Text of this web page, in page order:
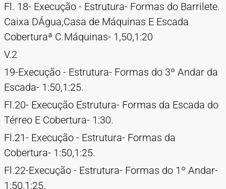
Fl. 18- Execução - Estrutura- Formas do Barrilete.
Caixa DÁgua,Casa de Máquinas E Escada
Coberturaª C.Máquinas- 1,50,1:20
V.2
19-Execução - Estrutura- Formas do 3º Andar da
Escada- 1:50,1:25.
Fl.20- Execução Estrutura- Formas da Escada do
Térreo E Cobertura- 1:30.
Fl.21- Execução - Estrutura- Formas da
Cobertura- 1:50,1:25.
Fl.22-Execução - Estrutura- Formas do 1º Andar-
1:50,1:25.